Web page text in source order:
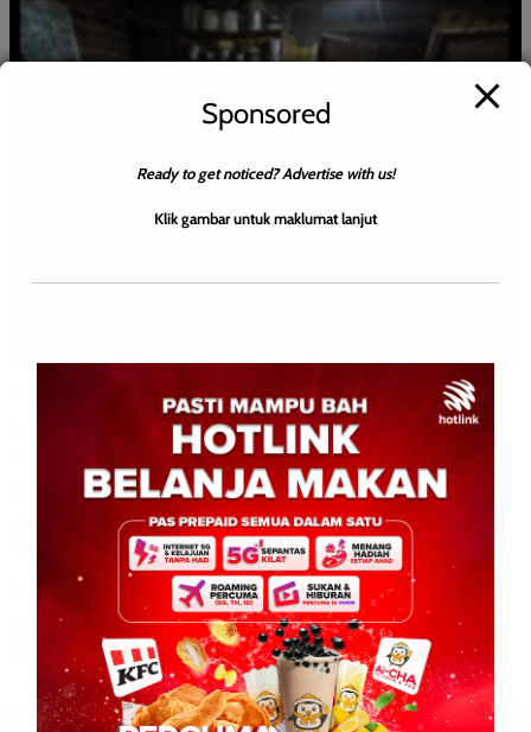
Polis Tawau Rampas 45 Botol Air Ketum Dalam Ops
September 29, 2025 0
TAWAU: 28 September 2025 – Pasukan Bahagian Siasatan
Jenayah Narkotik Daerah Tawau merampas 45 botol berisi
cecair disyaki air ketum dalam satu serbuan Ops Tapis […]
Sponsored
Ready to get noticed? Advertise with us!
Klik gambar untuk maklumat lanjut